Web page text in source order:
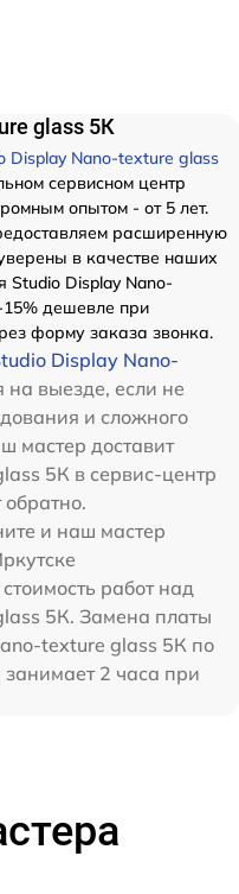
glass 5К
Display Nano-texture glass
сервисном центр
опытом - от 5 лет.
расширенную
в качестве наших
Studio Display Nano-
15% дешевле при
форму заказа звонка.
Display Nano-
на выезде, если не
и сложного
мастер доставит
5К в сервис-центр
и наш мастер
работ над
5К. Замена платы
texture glass 5К по
2 часа при